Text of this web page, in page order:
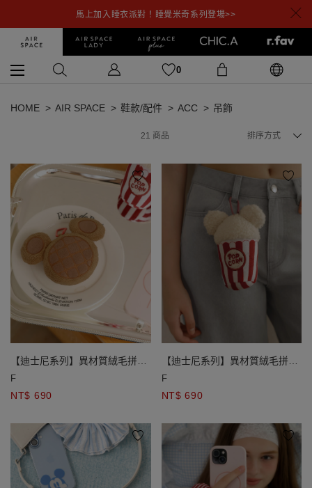
馬上加入睡衣派對！睡覺米奇系列登場>>
0
HOME AIR SPACE 鞋款/配件 ACC 吊飾
21 商品 排序方式
【迪士尼系列】異材質絨毛拼接
玩偶造型收納購物袋吊飾
F
NT$ 690
【迪士尼系列】異材質絨毛拼接
玩偶造型收納購物袋吊飾
F
NT$ 690